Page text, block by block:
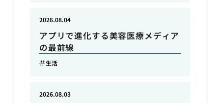
アプリで進化する美容医療メディア
の最前線
2026.08.04
生活
2026.08.03